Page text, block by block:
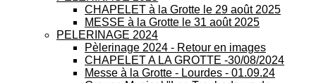
CHAPELET à la Grotte le 29 août 2025
MESSE à la Grotte le 31 août 2025
PELERINAGE 2024
Pèlerinage 2024 - Retour en images
CHAPELET A LA GROTTE -30/08/2024
Messe à la Grotte - Lourdes - 01.09.24